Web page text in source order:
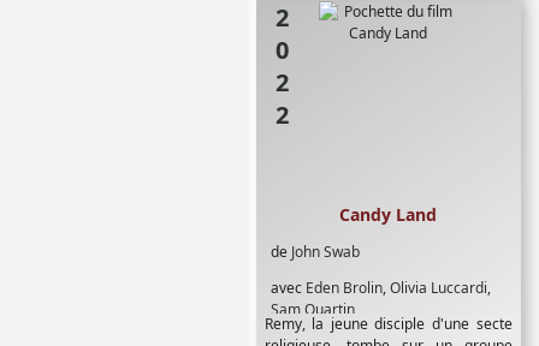
2022
de John Swab
avec Eden Brolin,Olivia Luccardi,
Sam Quartin
Candy Land
Remy, la jeune disciple d'une secte